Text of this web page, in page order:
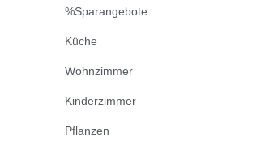
%Sparangebote
Küche
Wohnzimmer
Kinderzimmer
Pflanzen